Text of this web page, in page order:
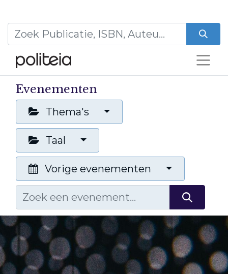
Evenementen
Thema's
Taal
Vorige evenementen